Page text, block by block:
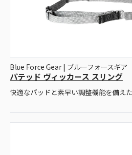
Blue Force Gear | ブルーフォースギア
パテッド ヴィッカース スリング
快適なパッドと素早い調整機能を備え